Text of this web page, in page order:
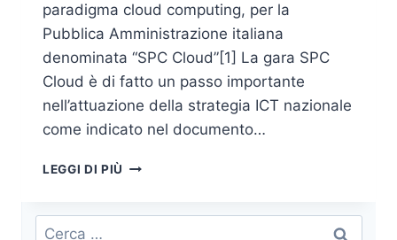
paradigma cloud computing, per la
Pubblica Amministrazione italiana
denominata “SPC Cloud”[1] La gara SPC
Cloud è di fatto un passo importante
nell’attuazione della strategia ICT nazionale
come indicato nel documento…
LEGGI DI PIÙ SPC
BEST
Ricerca